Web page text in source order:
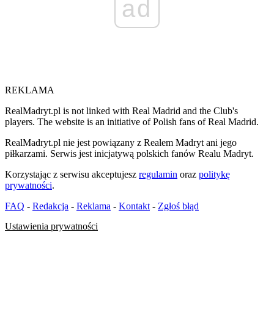
ad
REKLAMA
RealMadryt.pl is not linked with Real Madrid and the Club's
players. The website is an initiative of Polish fans of Real Madrid.
RealMadryt.pl nie jest powiązany z Realem Madryt ani jego
piłkarzami. Serwis jest inicjatywą polskich fanów Realu Madryt.
Korzystając z serwisu akceptujesz regulamin oraz politykę
prywatności.
FAQ - Redakcja - Reklama - Kontakt - Zgłoś błąd
Ustawienia prywatności